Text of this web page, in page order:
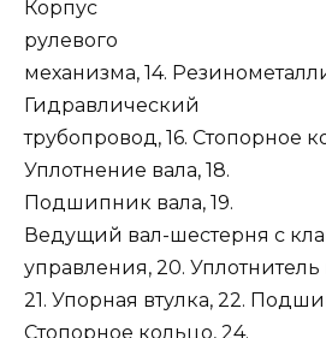
Корпус
рулевого
механизма, 14.
Гидравлический
трубопровод, 16. Стопорное
Уплотнение вала, 18.
Подшипник вала, 19.
Ведущий вал-шестерня с
управления, 20. Уплотнитель
21. Упорная втулка, 22.
Стопорное кольцо, 24.